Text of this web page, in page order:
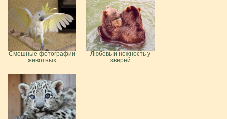
Смешные фотографии
животных
Любовь и нежность у
зверей